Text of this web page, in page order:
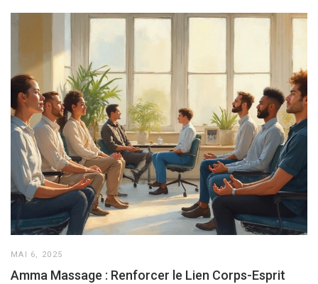
MAI 6, 2025
Amma Massage : Renforcer le Lien Corps-Esprit